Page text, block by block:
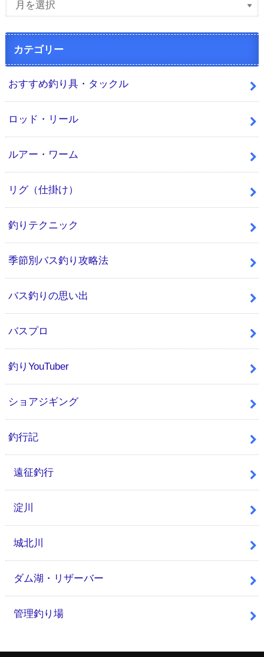
カテゴリー
おすすめ釣り具・タックル
ロッド・リール
ルアー・ワーム
リグ（仕掛け）
釣りテクニック
季節別バス釣り攻略法
バス釣りの思い出
バスプロ
釣りYouTuber
ショアジギング
釣行記
遠征釣行
淀川
城北川
ダム湖・リザーバー
管理釣り場